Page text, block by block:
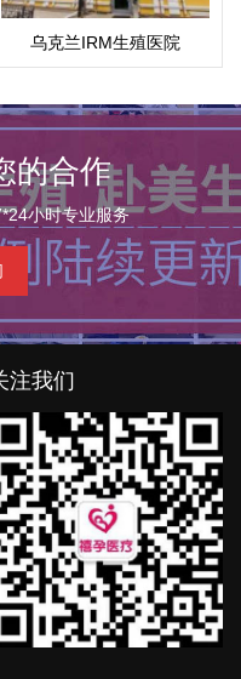
乌克兰IRM生殖医院
的合作
小时专业服务
注我们